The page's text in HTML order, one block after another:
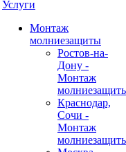
Услуги
Монтаж
молниезащиты
Ростов-на-
Дону -
Монтаж
Краснодар,
Сочи -
Монтаж